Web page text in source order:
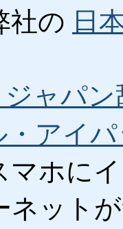
社の 日
ャパン
・アイ
マホに
ネット